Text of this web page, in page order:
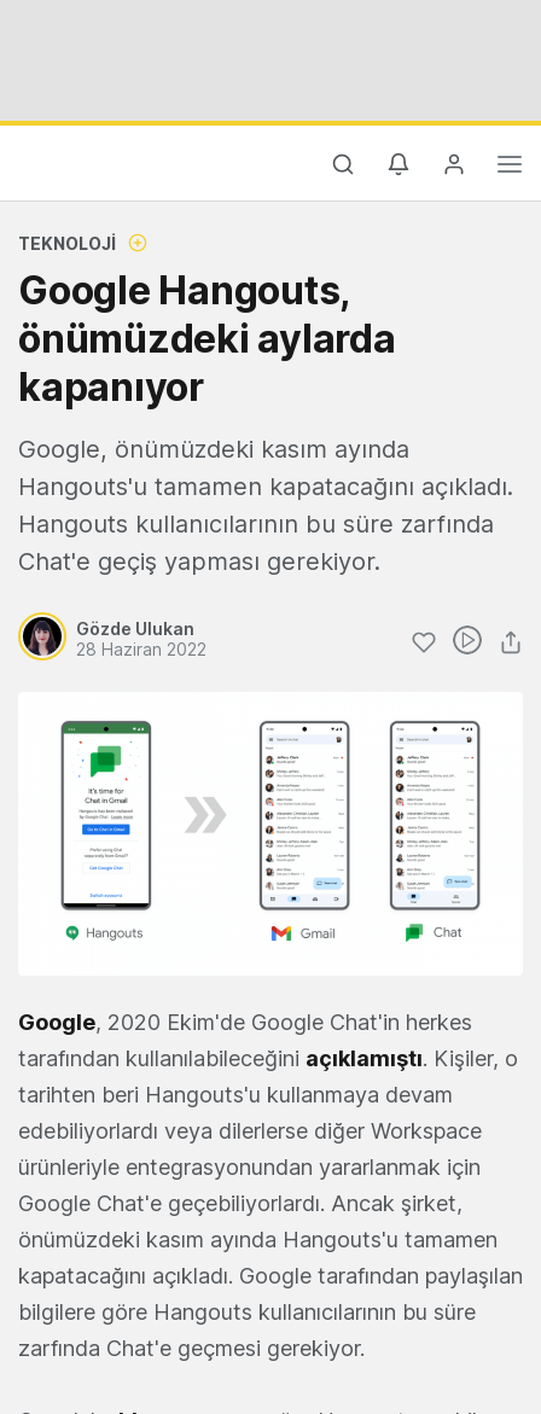
TEKNOLOJI
Google Hangouts,
önümüzdeki aylarda
kapanıyor
Google, önümüzdeki kasım ayında
Hangouts'u tamamen kapatacağını açıkladı.
Hangouts kullanıcılarının bu süre zarfında
Chat'e geçiş yapması gerekiyor.
Gözde Ulukan
28 Haziran 2022
Google, 2020 Ekim'de Google Chat'in herkes
tarafından kullanılabileceğini açıklamıştı. Kişiler, o
tarihten beri Hangouts'u kullanmaya devam
edebiliyorlardı veya dilerlerse diğer Workspace
ürünleriyle entegrasyonundan yararlanmak için
Google Chat'e geçebiliyorlardı. Ancak şirket,
önümüzdeki kasım ayında Hangouts'u tamamen
kapatacağını açıkladı. Google tarafından paylaşılan
bilgilere göre Hangouts kullanıcılarının bu süre
zarfında Chat'e geçmesi gerekiyor.